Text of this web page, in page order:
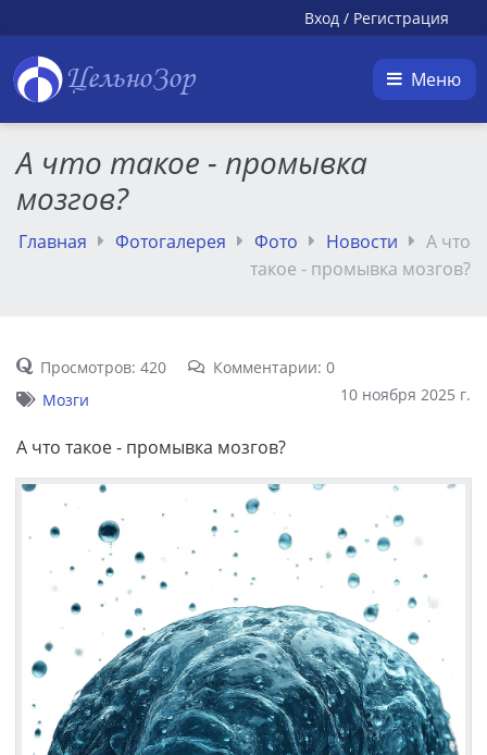
Вход / Регистрация
ЦельноЗор Меню
А что такое - промывка
мозгов?
Главная Фотогалерея Фото Новости
А что
такое - промывка мозгов?
Просмотров: 420
Комментарии: 0
10 ноября 2025 г.
Мозги
А что такое - промывка мозгов?